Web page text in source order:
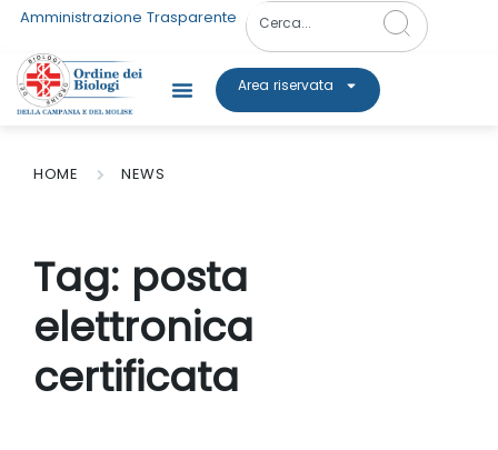
Amministrazione Trasparente
Area riservata
HOME NEWS
Tag: posta
elettronica
certificata